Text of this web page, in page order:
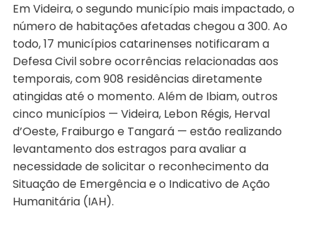
Em Videira, o segundo município mais impactado, o
número de habitações afetadas chegou a 300. Ao
todo, 17 municípios catarinenses notificaram a
Defesa Civil sobre ocorrências relacionadas aos
temporais, com 908 residências diretamente
atingidas até o momento. Além de Ibiam, outros
cinco municípios — Videira, Lebon Régis, Herval
d’Oeste, Fraiburgo e Tangará — estão realizando
levantamento dos estragos para avaliar a
necessidade de solicitar o reconhecimento da
Situação de Emergência e o Indicativo de Ação
Humanitária (IAH).